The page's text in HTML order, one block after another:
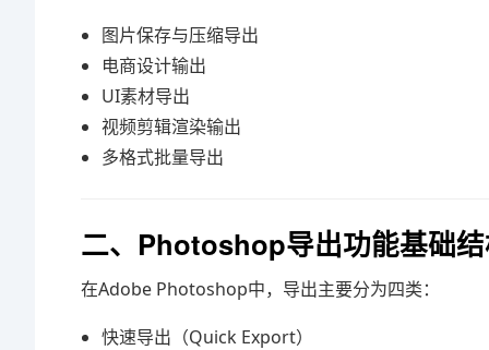
图片保存与压缩导出
电商设计输出
UI素材导出
视频剪辑渲染输出
多格式批量导出
二、Photoshop导出功能基础
在Adobe Photoshop中，导出主要分为四类：
快速导出（Quick Export）